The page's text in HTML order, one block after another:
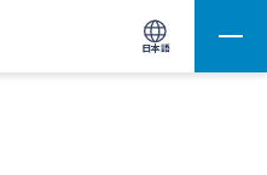
日本語
サイト内検索(Enterで実行)